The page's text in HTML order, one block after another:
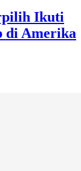
Ikuti
di Amerika